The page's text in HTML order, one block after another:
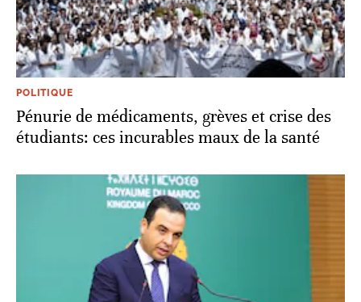
POLITIQUE
Pénurie de médicaments, grèves et crise des
étudiants: ces incurables maux de la santé